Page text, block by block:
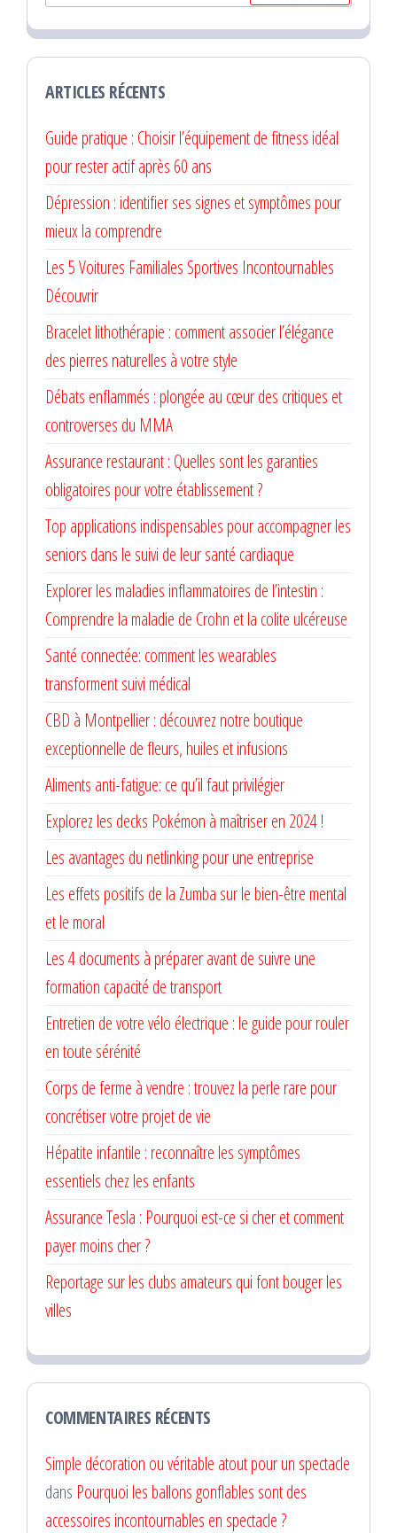
ARTICLES RÉCENTS
Guide pratique : Choisir l’équipement de fitness idéal
pour rester actif après 60 ans
Dépression : identifier ses signes et symptômes pour
mieux la comprendre
Les 5 Voitures Familiales Sportives Incontournables
Découvrir
Bracelet lithothérapie : comment associer l’élégance
des pierres naturelles à votre style
Débats enflammés : plongée au cœur des critiques et
controverses du MMA
Assurance restaurant : Quelles sont les garanties
obligatoires pour votre établissement ?
Top applications indispensables pour accompagner les
seniors dans le suivi de leur santé cardiaque
Explorer les maladies inflammatoires de l’intestin :
Comprendre la maladie de Crohn et la colite ulcéreuse
Santé connectée: comment les wearables
transforment suivi médical
CBD à Montpellier : découvrez notre boutique
exceptionnelle de fleurs, huiles et infusions
Aliments anti-fatigue: ce qu’il faut privilégier
Explorez les decks Pokémon à maîtriser en 2024 !
Les avantages du netlinking pour une entreprise
Les effets positifs de la Zumba sur le bien-être mental
et le moral
Les 4 documents à préparer avant de suivre une
formation capacité de transport
Entretien de votre vélo électrique : le guide pour rouler
en toute sérénité
Corps de ferme à vendre : trouvez la perle rare pour
concrétiser votre projet de vie
Hépatite infantile : reconnaître les symptômes
essentiels chez les enfants
Assurance Tesla : Pourquoi est-ce si cher et comment
payer moins cher ?
Reportage sur les clubs amateurs qui font bouger les
villes
COMMENTAIRES RÉCENTS
Simple décoration ou véritable atout pour un spectacle
dans Pourquoi les ballons gonflables sont des
accessoires incontournables en spectacle ?